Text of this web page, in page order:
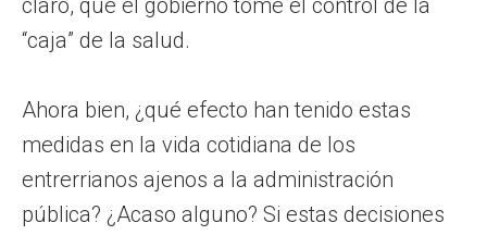
claro, que el gobierno tome el control de la
“caja” de la salud.
Ahora bien, ¿qué efecto han tenido estas
medidas en la vida cotidiana de los
entrerrianos ajenos a la administración
pública? ¿Acaso alguno? Si estas decisiones